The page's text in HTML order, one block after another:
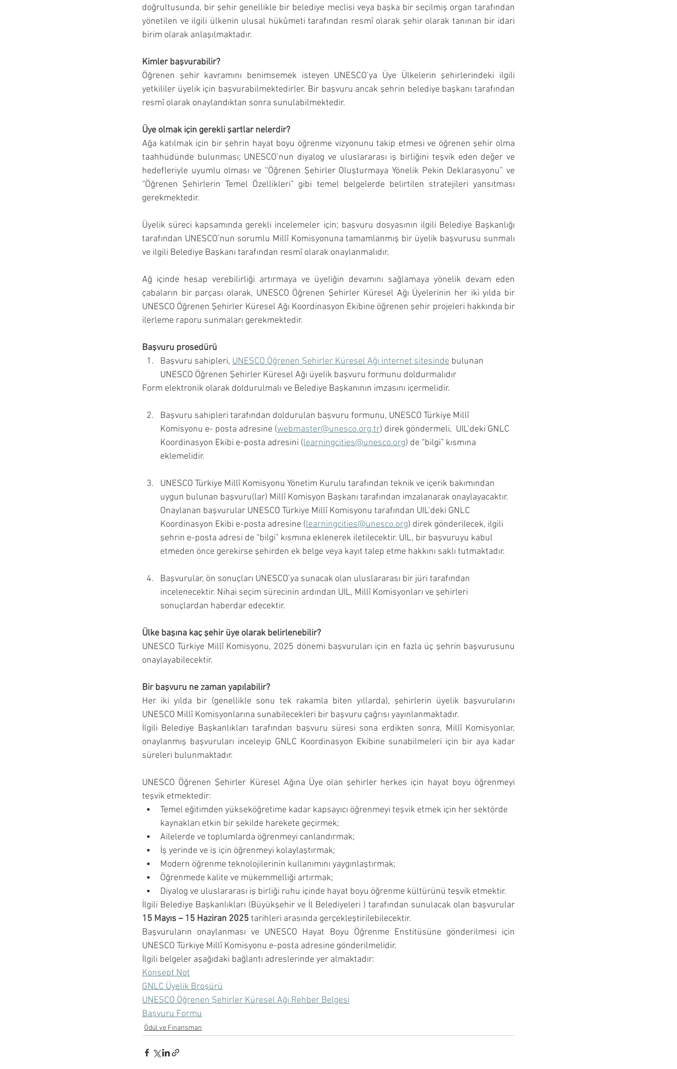
doğrultusunda, bir şehir genellikle bir belediye meclisi veya başka bir seçilmiş organ tarafından
yönetilen ve ilgili ülkenin ulusal hükûmeti tarafından resmî olarak şehir olarak tanınan bir idari
birim olarak anlaşılmaktadır.
Kimler başvurabilir?
Öğrenen şehir kavramını benimsemek isteyen UNESCO’ya Üye Ülkelerin şehirlerindeki ilgili
yetkililer üyelik için başvurabilmektedirler. Bir başvuru ancak şehrin belediye başkanı tarafından
resmî olarak onaylandıktan sonra sunulabilmektedir.
Üye olmak için gerekli şartlar nelerdir?
Ağa katılmak için bir şehrin hayat boyu öğrenme vizyonunu takip etmesi ve öğrenen şehir olma
taahhüdünde bulunması; UNESCO’nun diyalog ve uluslararası iş birliğini teşvik eden değer ve
hedefleriyle uyumlu olması ve “Öğrenen Şehirler Oluşturmaya Yönelik Pekin Deklarasyonu” ve
“Öğrenen Şehirlerin Temel Özellikleri” gibi temel belgelerde belirtilen stratejileri yansıtması
gerekmektedir.
Üyelik süreci kapsamında gerekli incelemeler için; başvuru dosyasının ilgili Belediye Başkanlığı
tarafından UNESCO’nun sorumlu Millî Komisyonuna tamamlanmış bir üyelik başvurusu sunmalı
ve ilgili Belediye Başkanı tarafından resmî olarak onaylanmalıdır.
Ağ içinde hesap verebilirliği artırmaya ve üyeliğin devamını sağlamaya yönelik devam eden
çabaların bir parçası olarak, UNESCO Öğrenen Şehirler Küresel Ağı Üyelerinin her iki yılda bir
UNESCO Öğrenen Şehirler Küresel Ağı Koordinasyon Ekibine öğrenen şehir projeleri hakkında bir
ilerleme raporu sunmaları gerekmektedir.
Başvuru prosedürü
Başvuru sahipleri, UNESCO Öğrenen Şehirler Küresel Ağı internet sitesinde bulunan
UNESCO Öğrenen Şehirler Küresel Ağı üyelik başvuru formunu doldurmalıdır
Form elektronik olarak doldurulmalı ve Belediye Başkanının imzasını içermelidir.
Başvuru sahipleri tarafından doldurulan başvuru formunu, UNESCO Türkiye Millî
Komisyonu e- posta adresine (webmaster@unesco.org.tr) direk göndermeli,  UIL’deki GNLC
Koordinasyon Ekibi e-posta adresini (learningcities@unesco.org) de “bilgi” kısmına
eklemelidir.
UNESCO Türkiye Millî Komisyonu Yönetim Kurulu tarafından teknik ve içerik bakımından
uygun bulunan başvuru(lar) Millî Komisyon Başkanı tarafından imzalanarak onaylayacaktır.
Onaylanan başvurular UNESCO Türkiye Millî Komisyonu tarafından UIL’deki GNLC
Koordinasyon Ekibi e-posta adresine (learningcities@unesco.org) direk gönderilecek, ilgili
şehrin e-posta adresi de “bilgi” kısmına eklenerek iletilecektir. UIL, bir başvuruyu kabul
etmeden önce gerekirse şehirden ek belge veya kayıt talep etme hakkını saklı tutmaktadır.
Başvurular, ön sonuçları UNESCO’ya sunacak olan uluslararası bir jüri tarafından
incelenecektir. Nihai seçim sürecinin ardından UIL, Millî Komisyonları ve şehirleri
sonuçlardan haberdar edecektir.
Ülke başına kaç şehir üye olarak belirlenebilir?
UNESCO Türkiye Millî Komisyonu, 2025 dönemi başvuruları için en fazla üç şehrin başvurusunu
onaylayabilecektir.
Bir başvuru ne zaman yapılabilir?
Her iki yılda bir (genellikle sonu tek rakamla biten yıllarda), şehirlerin üyelik başvurularını
UNESCO Millî Komisyonlarına sunabilecekleri bir başvuru çağrısı yayınlanmaktadır.
İlgili Belediye Başkanlıkları tarafından başvuru süresi sona erdikten sonra, Millî Komisyonlar,
onaylanmış başvuruları inceleyip GNLC Koordinasyon Ekibine sunabilmeleri için bir aya kadar
süreleri bulunmaktadır.
UNESCO Öğrenen Şehirler Küresel Ağına Üye olan şehirler herkes için hayat boyu öğrenmeyi
teşvik etmektedir:
Temel eğitimden yükseköğretime kadar kapsayıcı öğrenmeyi teşvik etmek için her sektörde
kaynakları etkin bir şekilde harekete geçirmek;
Ailelerde ve toplumlarda öğrenmeyi canlandırmak;
İş yerinde ve iş için öğrenmeyi kolaylaştırmak;
Modern öğrenme teknolojilerinin kullanımını yaygınlaştırmak;
Öğrenmede kalite ve mükemmelliği artırmak;
Diyalog ve uluslararası iş birliği ruhu içinde hayat boyu öğrenme kültürünü teşvik etmektir.
15 Mayıs – 15 Haziran 2025 tarihleri arasında gerçekleştirilebilecektir.
Başvuruların onaylanması ve UNESCO Hayat Boyu Öğrenme Enstitüsüne gönderilmesi için
UNESCO Türkiye Millî Komisyonu e-posta adresine gönderilmelidir.
İlgili belgeler aşağıdaki bağlantı adreslerinde yer almaktadır:
Konsept Not
GNLC Üyelik Broşürü
UNESCO Öğrenen Şehirler Küresel Ağı Rehber Belgesi
Başvuru Formu
Ödül ve Finansman